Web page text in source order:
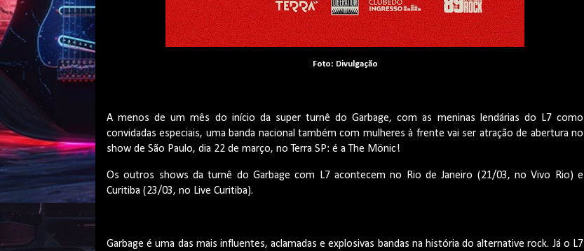
Foto: Divulgação
A menos de um mês do início da super turnê do Garbage, com as meninas lendárias do L7 como
convidadas especiais, uma banda nacional também com mulheres à frente vai ser atração de abertura no
show de São Paulo, dia 22 de março, no Terra SP: é a The Mönic!
Os outros shows da turnê do Garbage com L7 acontecem no Rio de Janeiro (21/03, no Vivo Rio) e
Curitiba (23/03, no Live Curitiba).
Garbage é uma das mais influentes, aclamadas e explosivas bandas na história do alternative rock. Já o L7